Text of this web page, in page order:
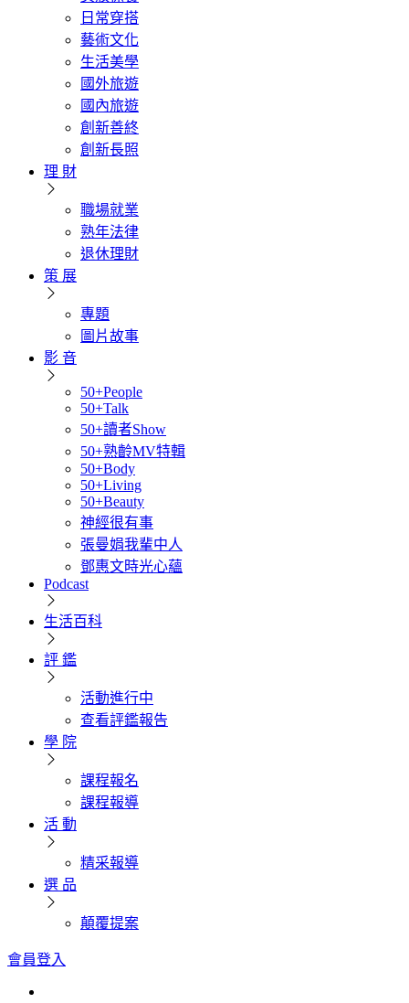
日常穿搭
藝術文化
生活美學
國外旅遊
國內旅遊
創新善終
創新長照
理 財
職場就業
熟年法律
退休理財
策 展
專題
圖片故事
影 音
50+People
50+Talk
50+讀者Show
50+熟齡MV特輯
50+Body
50+Living
50+Beauty
神經很有事
張曼娟我輩中人
鄧惠文時光心蘊
Podcast
生活百科
評 鑑
活動進行中
查看評鑑報告
學 院
課程報名
課程報導
活 動
精采報導
選 品
顛覆提案
會員登入